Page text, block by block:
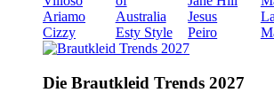
Ariamo
Cizzy
Australia
Esty Style
Jesus
Peiro
Die Brautkleid Trends 2027